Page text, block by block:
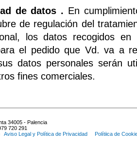
de datos . En
de regulación del
los datos recogidos
el pedido que Vd. va a
datos personales serán
fines comerciales.
34005 - Palencia
720 291
Aviso Legal y Política de Privacidad Polítiica de